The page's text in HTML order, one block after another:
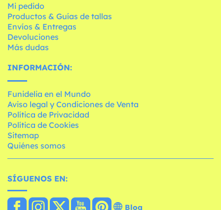
Mi pedido
Productos & Guías de tallas
Envíos & Entregas
Devoluciones
Más dudas
INFORMACIÓN:
Funidelia en el Mundo
Aviso legal y Condiciones de Venta
Política de Privacidad
Política de Cookies
Sitemap
Quiénes somos
SÍGUENOS EN:
Blog